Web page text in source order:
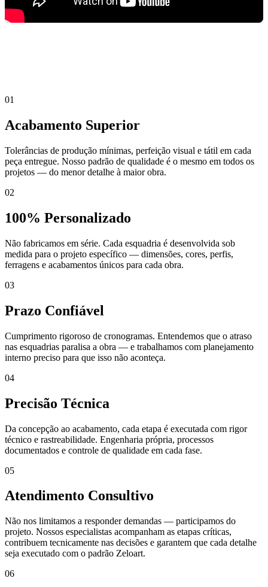
01
Acabamento Superior
Tolerâncias de produção mínimas, perfeição visual e tátil em cada
peça entregue. Nosso padrão de qualidade é o mesmo em todos os
projetos — do menor detalhe à maior obra.
02
100% Personalizado
Não fabricamos em série. Cada esquadria é desenvolvida sob
medida para o projeto específico — dimensões, cores, perfis,
ferragens e acabamentos únicos para cada obra.
03
Prazo Confiável
Cumprimento rigoroso de cronogramas. Entendemos que o atraso
nas esquadrias paralisa a obra — e trabalhamos com planejamento
interno preciso para que isso não aconteça.
04
Precisão Técnica
Da concepção ao acabamento, cada etapa é executada com rigor
técnico e rastreabilidade. Engenharia própria, processos
documentados e controle de qualidade em cada fase.
05
Atendimento Consultivo
Não nos limitamos a responder demandas — participamos do
projeto. Nossos especialistas acompanham as etapas críticas,
contribuem tecnicamente nas decisões e garantem que cada detalhe
seja executado com o padrão Zeloart.
06